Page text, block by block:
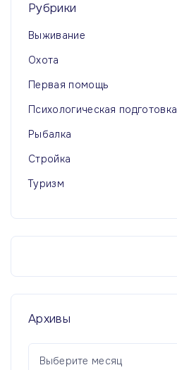
Рубрики
Выживание
Охота
Первая помощь
Психологическая подготовка
Рыбалка
Стройка
Туризм
Архивы
А